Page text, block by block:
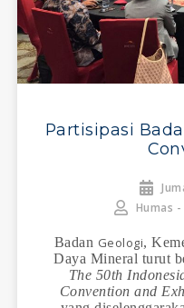
Partisipasi
Humas
Badan Geologi,
Daya Mineral turut
The 50th
Convention and